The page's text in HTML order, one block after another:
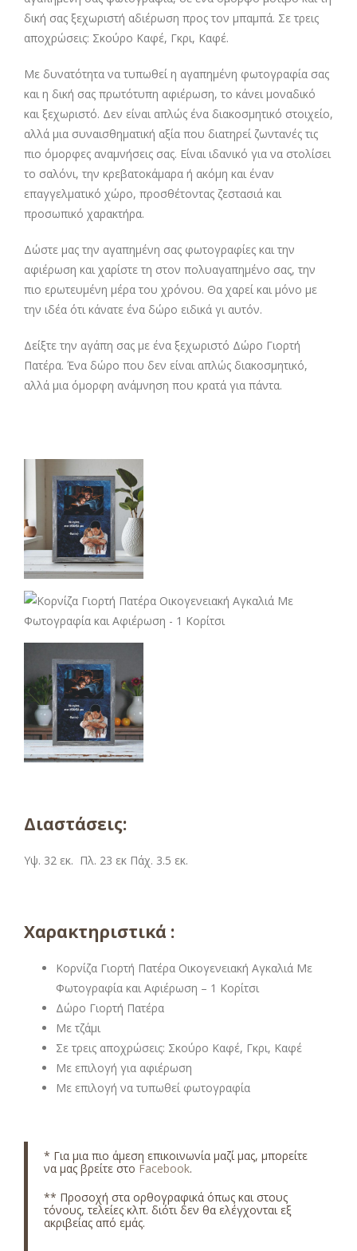
δική σας ξεχωριστή αδιέρωση προς τον μπαμπά. Σε τρεις
αποχρώσεις: Σκούρο Καφέ, Γκρι, Καφέ.
Με δυνατότητα να τυπωθεί η αγαπημένη φωτογραφία σας
και η δική σας πρωτότυπη αφιέρωση, το κάνει μοναδικό
και ξεχωριστό. Δεν είναι απλώς ένα διακοσμητικό στοιχείο,
αλλά μια συναισθηματική αξία που διατηρεί ζωντανές τις
πιο όμορφες αναμνήσεις σας. Είναι ιδανικό για να στολίσει
το σαλόνι, την κρεβατοκάμαρα ή ακόμη και έναν
επαγγελματικό χώρο, προσθέτοντας ζεστασιά και
προσωπικό χαρακτήρα.
Δώστε μας την αγαπημένη σας φωτογραφίες και την
αφιέρωση και χαρίστε τη στον πολυαγαπημένο σας, την
πιο ερωτευμένη μέρα του χρόνου. Θα χαρεί και μόνο με
την ιδέα ότι κάνατε ένα δώρο ειδικά γι αυτόν.
Δείξτε την αγάπη σας με ένα ξεχωριστό Δώρο Γιορτή
Πατέρα. Ένα δώρο που δεν είναι απλώς διακοσμητικό,
αλλά μια όμορφη ανάμνηση που κρατά για πάντα.
Διαστάσεις:
Υψ. 32 εκ. Πλ. 23 εκ Πάχ. 3.5 εκ.
Χαρακτηριστικά :
Κορνίζα Γιορτή Πατέρα Οικογενειακή Αγκαλιά Με
Φωτογραφία και Αφιέρωση – 1 Κορίτσι
Δώρο Γιορτή Πατέρα
Με τζάμι
Σε τρεις αποχρώσεις: Σκούρο Καφέ, Γκρι, Καφέ
Με επιλογή για αφιέρωση
Με επιλογή να τυπωθεί φωτογραφία
* Για μια πιο άμεση επικοινωνία μαζί μας, μπορείτε
να μας βρείτε στο Facebook.
** Προσοχή στα ορθογραφικά όπως και στους
τόνους, τελείες κλπ. διότι δεν θα ελέγχονται εξ
ακριβείας από εμάς.